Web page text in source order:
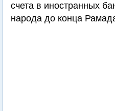
счета в иностранных
народа до конца